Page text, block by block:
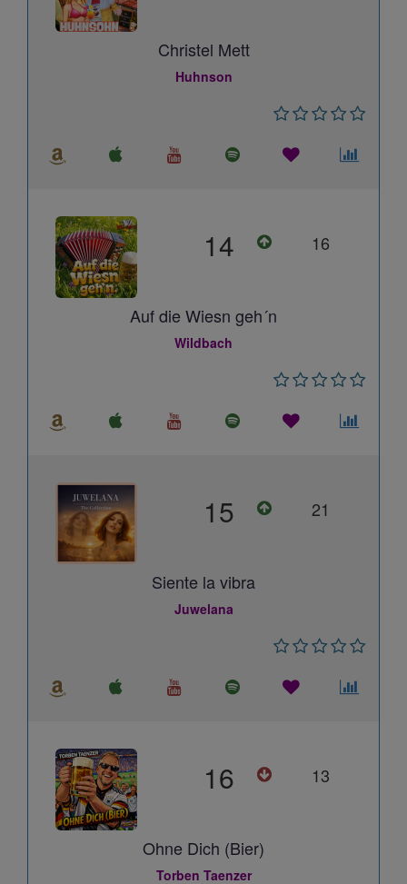
Christel Mett
Huhnson
14 16
Auf die Wiesn geh´n
Wildbach
15 21
Siente la vibra
Juwelana
16 13
Ohne Dich (Bier)
Torben Taenzer